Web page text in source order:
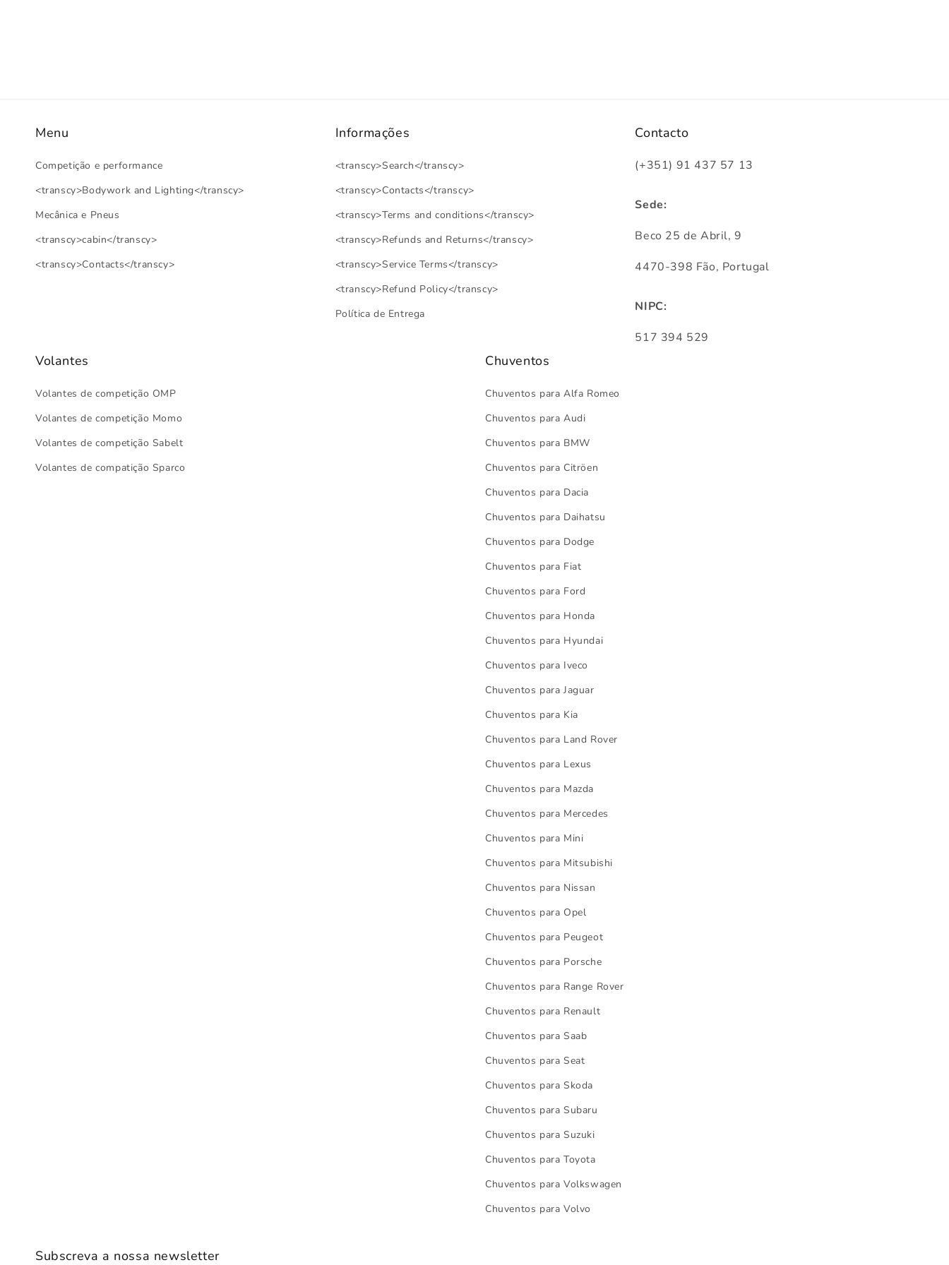
Menu
Competição e performance
<transcy>Bodywork and Lighting</transcy>
Mecânica e Pneus
<transcy>cabin</transcy>
<transcy>Contacts</transcy>
Informações
<transcy>Search</transcy>
<transcy>Contacts</transcy>
<transcy>Terms and conditions</transcy>
<transcy>Refunds and Returns</transcy>
<transcy>Service Terms</transcy>
<transcy>Refund Policy</transcy>
Política de Entrega
Contacto
(+351) 91 437 57 13
Sede:
Beco 25 de Abril, 9
4470-398 Fão, Portugal
NIPC:
517 394 529
Volantes
Volantes de competição OMP
Volantes de competição Momo
Volantes de competição Sabelt
Volantes de compatição Sparco
Chuventos
Chuventos para Alfa Romeo
Chuventos para Audi
Chuventos para BMW
Chuventos para Citröen
Chuventos para Dacia
Chuventos para Daihatsu
Chuventos para Dodge
Chuventos para Fiat
Chuventos para Ford
Chuventos para Honda
Chuventos para Hyundai
Chuventos para Iveco
Chuventos para Jaguar
Chuventos para Kia
Chuventos para Land Rover
Chuventos para Lexus
Chuventos para Mazda
Chuventos para Mercedes
Chuventos para Mini
Chuventos para Mitsubishi
Chuventos para Nissan
Chuventos para Opel
Chuventos para Peugeot
Chuventos para Porsche
Chuventos para Range Rover
Chuventos para Renault
Chuventos para Saab
Chuventos para Seat
Chuventos para Skoda
Chuventos para Subaru
Chuventos para Suzuki
Chuventos para Toyota
Chuventos para Volkswagen
Chuventos para Volvo
Subscreva a nossa newsletter